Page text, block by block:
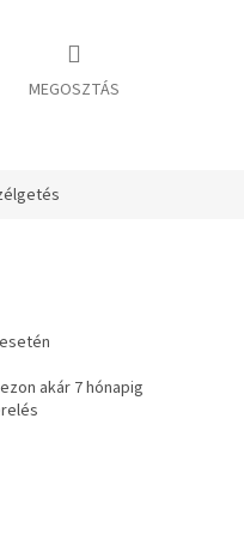
MEGOSZTÁS
akár 7 hónapig